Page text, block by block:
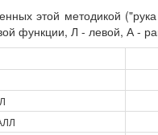
этой методикой
функции, Л - левой, А -